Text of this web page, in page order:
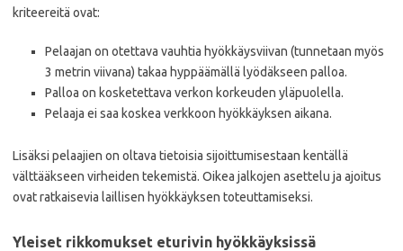
kriteereitä ovat:
Pelaajan on otettava vauhtia hyökkäysviivan (tunnetaan myös
3 metrin viivana) takaa hyppäämällä lyödäkseen palloa.
Palloa on kosketettava verkon korkeuden yläpuolella.
Pelaaja ei saa koskea verkkoon hyökkäyksen aikana.
Lisäksi pelaajien on oltava tietoisia sijoittumisestaan kentällä
välttääkseen virheiden tekemistä. Oikea jalkojen asettelu ja ajoitus
ovat ratkaisevia laillisen hyökkäyksen toteuttamiseksi.
Yleiset rikkomukset eturivin hyökkäyksissä